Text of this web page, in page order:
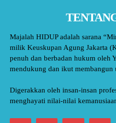
Majalah HIDUP adalah sarana
milik Keuskupan Agung Jakarta
penuh dan berbadan hukum oleh
mendukung dan ikut membangun
Digerakkan oleh insan-insan
menghayati nilai-nilai